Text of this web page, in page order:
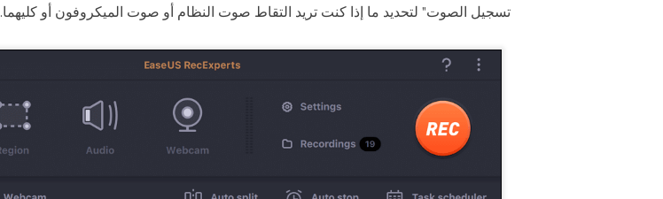
تسجيل الصوت" لتحديد ما إذا كنت تريد التقاط صوت النظام أو صوت الميكروفون أو كليهما.